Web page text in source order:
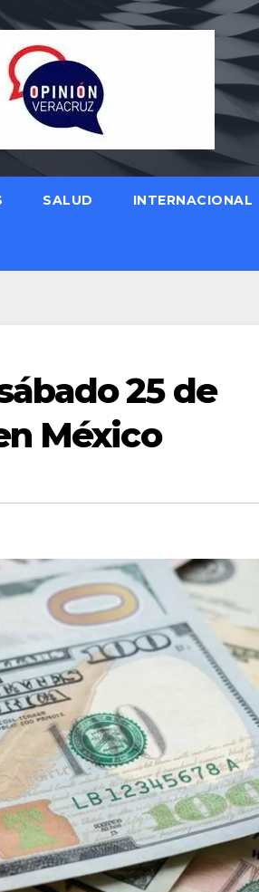
SALUD INTERNACIONAL
25 de
México